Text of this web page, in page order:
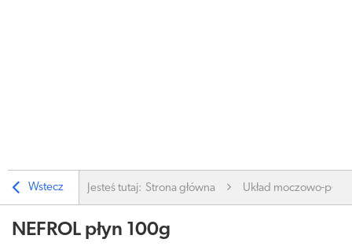
Wstecz Jesteś tutaj: Strona główna Układ moczowo-płc.
NEFROL płyn 100g